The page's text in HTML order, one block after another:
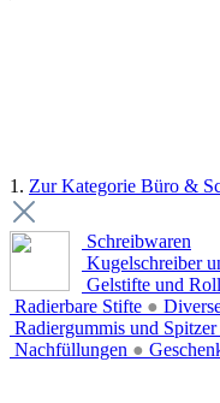
1. Zur Kategorie Büro &
Schreibwaren
Kugelschreiber
Gelstifte und
Radierbare Stifte ●
Radiergummis und Spitzer
Nachfüllungen ●